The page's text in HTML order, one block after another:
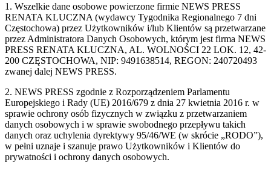
1. Wszelkie dane osobowe powierzone firmie NEWS PRESS
RENATA KLUCZNA (wydawcy Tygodnika Regionalnego 7 dni
Częstochowa) przez Użytkowników i/lub Klientów są przetwarzane
przez Administratora Danych Osobowych, którym jest firma NEWS
PRESS RENATA KLUCZNA, AL. WOLNOŚCI 22 LOK. 12, 42-
200 CZĘSTOCHOWA, NIP: 9491638514, REGON: 240720493
zwanej dalej NEWS PRESS.
2. NEWS PRESS zgodnie z Rozporządzeniem Parlamentu
Europejskiego i Rady (UE) 2016/679 z dnia 27 kwietnia 2016 r. w
sprawie ochrony osób fizycznych w związku z przetwarzaniem
danych osobowych i w sprawie swobodnego przepływu takich
danych oraz uchylenia dyrektywy 95/46/WE (w skrócie „RODO”),
w pełni uznaje i szanuje prawo Użytkowników i Klientów do
prywatności i ochrony danych osobowych.